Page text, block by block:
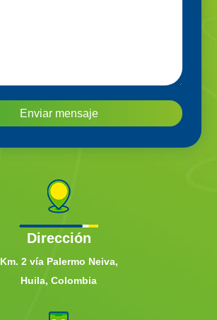
Enviar mensaje
Dirección
Km. 2 vía Palermo Neiva,
Huila, Colombia